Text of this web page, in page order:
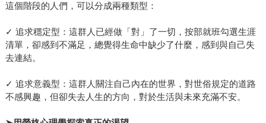
這個階段的人們，可以分成兩種類型：
✓ 追求穩定型：這群人已經做「對」了一切，按部就班勾選生涯
清單，卻感到不滿足，總覺得生命中缺少了什麼，感到與自己失
去連結。
✓ 追求意義型：這群人關注自己內在的世界，對世俗規定的道路
不感興趣，但卻失去人生的方向，對於生活與未來充滿不安。